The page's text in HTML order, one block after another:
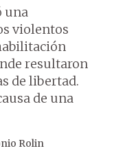
una
violentos
resultaron
de libertad.
de una
Rolin